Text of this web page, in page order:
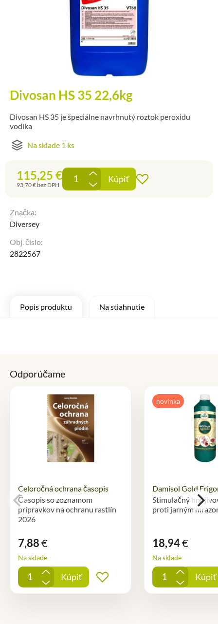
Divosan HS 35 22,6kg
Divosan HS 35 je špeciálne navrhnutý roztok peroxidu
vodíka
Na sklade 1 ks
115,25 €
93,70€ bez DPH
-
Kúpiť
Značka:
Diversey
Obj. číslo:
2822567
Popis produktu Na stiahnutie
Odporúčame
Celoročná ochrana časopis
Časopis so zoznamom
prípravkov na ochranu rastlín
2026
7,88€
Na sklade
+
-
Kúpiť Pridať do obľúbených
novinka
Damisol Gold
Stimulačný
proti jarným
18,94€
Na sklade
+
-
Kúpiť